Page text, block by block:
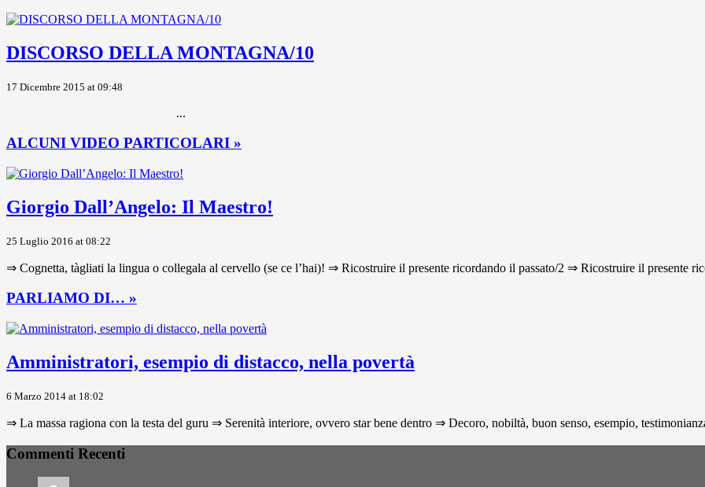
DISCORSO DELLA MONTAGNA/10
17 Dicembre 2015 at 09:48
...
ALCUNI VIDEO PARTICOLARI »
Giorgio Dall’Angelo: Il Maestro!
25 Luglio 2016 at 08:22
⇒ Cognetta, tàgliati la lingua o collegala al cervello (se ce l’hai)! ⇒ Ricostruire il presente ricordando il passato/2 ⇒ Ricostruire il presente
PARLIAMO DI… »
Amministratori, esempio di distacco, nella povertà
6 Marzo 2014 at 18:02
⇒ La massa ragiona con la testa del guru ⇒ Serenità interiore, ovvero star bene dentro ⇒ Decoro, nobiltà, buon senso, esempio,
Commenti Recenti